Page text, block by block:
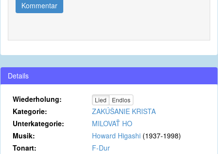
Kommentar
Details
Wiederholung: Lied Endlos
Kategorie:
ZAKÚŠANIE KRISTA
Unterkategorie:
MILOVAŤ HO
Musik:
Howard Higashi (1937-1998)
Tonart:
F-Dur